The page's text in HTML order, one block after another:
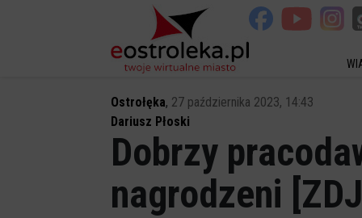
Ostrołęka, 27 października 2023, 14:43
Dariusz Płoski
Dobrzy
nagrodzeni